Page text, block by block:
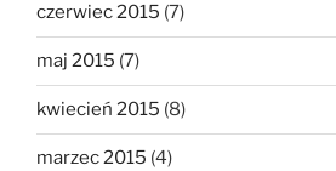
czerwiec 2015 (7)
maj 2015 (7)
kwiecień 2015 (8)
marzec 2015 (4)